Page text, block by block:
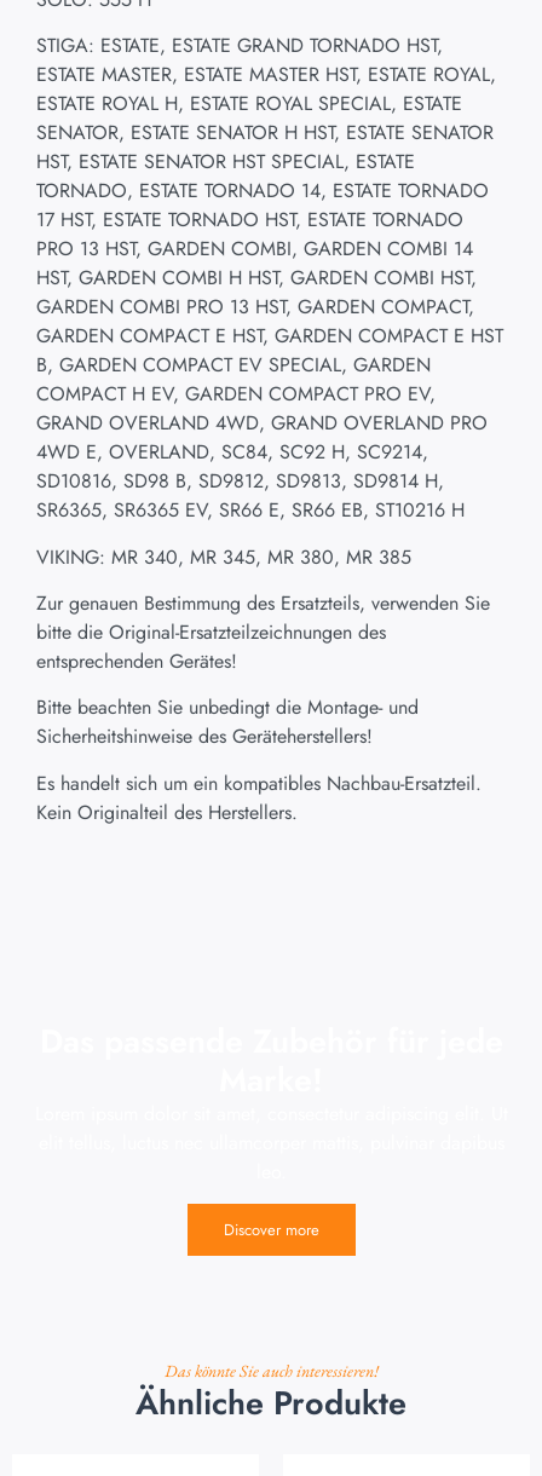
STIGA: ESTATE, ESTATE GRAND TORNADO HST,
ESTATE MASTER, ESTATE MASTER HST, ESTATE ROYAL,
ESTATE ROYAL H, ESTATE ROYAL SPECIAL, ESTATE
SENATOR, ESTATE SENATOR H HST, ESTATE SENATOR
HST, ESTATE SENATOR HST SPECIAL, ESTATE
TORNADO, ESTATE TORNADO 14, ESTATE TORNADO
17 HST, ESTATE TORNADO HST, ESTATE TORNADO
PRO 13 HST, GARDEN COMBI, GARDEN COMBI 14
HST, GARDEN COMBI H HST, GARDEN COMBI HST,
GARDEN COMBI PRO 13 HST, GARDEN COMPACT,
GARDEN COMPACT E HST, GARDEN COMPACT E HST
B, GARDEN COMPACT EV SPECIAL, GARDEN
COMPACT H EV, GARDEN COMPACT PRO EV,
GRAND OVERLAND 4WD, GRAND OVERLAND PRO
4WD E, OVERLAND, SC84, SC92 H, SC9214,
SD10816, SD98 B, SD9812, SD9813, SD9814 H,
SR6365, SR6365 EV, SR66 E, SR66 EB, ST10216 H
VIKING: MR 340, MR 345, MR 380, MR 385
Zur genauen Bestimmung des Ersatzteils, verwenden Sie
bitte die Original-Ersatzteilzeichnungen des
entsprechenden Gerätes!
Bitte beachten Sie unbedingt die Montage- und
Sicherheitshinweise des Geräteherstellers!
Es handelt sich um ein kompatibles Nachbau-Ersatzteil.
Kein Originalteil des Herstellers.
Discover more
Das könnte Sie auch interessieren!
Ähnliche Produkte